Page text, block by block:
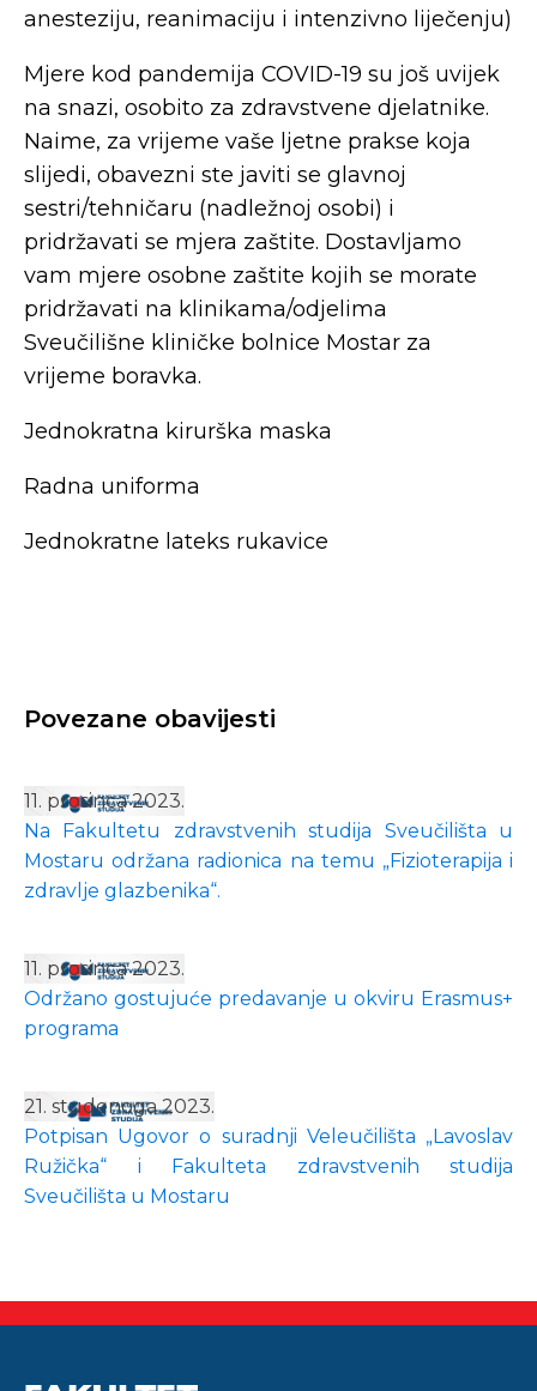
anesteziju, reanimaciju i intenzivno liječenju)
Mjere kod pandemija COVID-19 su još uvijek
na snazi, osobito za zdravstvene djelatnike.
Naime, za vrijeme vaše ljetne prakse koja
slijedi, obavezni ste javiti se glavnoj
sestri/tehničaru (nadležnoj osobi) i
pridržavati se mjera zaštite. Dostavljamo
vam mjere osobne zaštite kojih se morate
pridržavati na klinikama/odjelima
Sveučilišne kliničke bolnice Mostar za
vrijeme boravka.
Jednokratna kirurška maska
Radna uniforma
Jednokratne lateks rukavice
Povezane obavijesti
11. prosinca 2023.
Na Fakultetu zdravstvenih studija Sveučilišta u
Mostaru održana radionica na temu „Fizioterapija i
zdravlje glazbenika“.
11. prosinca 2023.
Održano gostujuće predavanje u okviru Erasmus+
programa
21. studenoga 2023.
Potpisan Ugovor o suradnji Veleučilišta „Lavoslav
Ružička“ i Fakulteta zdravstvenih studija
Sveučilišta u Mostaru